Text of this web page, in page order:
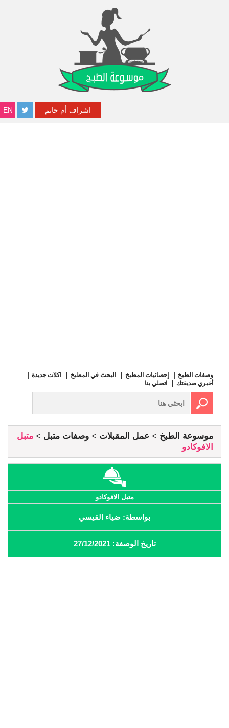
EN اشراف أم حاتم
وصفات الطبخ إحصائيات المطبخ البحث في المطبخ
اكلات جديدة
أخبري صديقتك
اتصلي بنا
موسوعة الطبخ عمل المقبلات وصفات متبل
متبل
الافوكادو
متبل الافوكادو
بواسطة: ضياء القيسي
تاريخ الوصفة: 27/12/2021